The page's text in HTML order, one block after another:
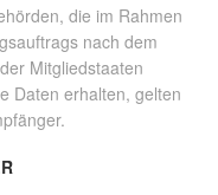
die im Rahmen
nach dem
Mitgliedstaaten
Daten erhalten, gelten